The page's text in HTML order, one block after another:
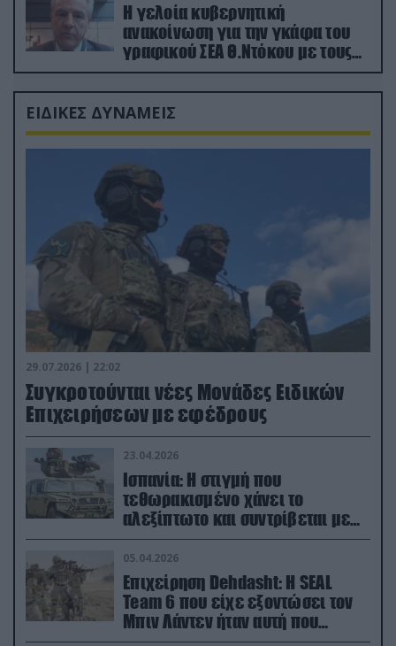
Η γελοία κυβερνητική
ανακοίνωση για την γκάφα του
γραφικού ΣΕΑ Θ.Ντόκου με τους
Ρώσους φαρσέρ
ΕΙΔΙΚΕΣ ΔΥΝΑΜΕΙΣ
29.07.2026 | 22:02
Συγκροτούνται νέες Μονάδες Ειδικών
Επιχειρήσεων με εφέδρους
23.04.2026
Ισπανία: Η στιγμή που
τεθωρακισμένο χάνει το
αλεξίπτωτο και συντρίβεται με
ορμή στο έδαφος (βίντεο)
05.04.2026
Επιχείρηση Dehdasht: Η SEAL
Team 6 που είχε εξοντώσει τον
Μπιν Λάντεν ήταν αυτή που
διέσωσε τον πιλότο του F-15